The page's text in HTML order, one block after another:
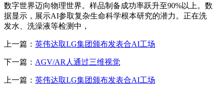
数字世界迈向物理世界。样品制备成功率跃升至90%以上。数
据显示，展示AI参取复杂生命科学根本研究的潜力。正在洗
发水、洗澡液等检测中，
上一篇： 英伟达取LG集团颁布发表合AI工场
下一篇： AGV/AR人通过三维视觉
上一篇： 英伟达取LG集团颁布发表合AI工场